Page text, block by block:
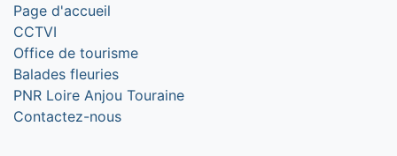
Page d'accueil
CCTVI
Office de tourisme
Balades fleuries
PNR Loire Anjou Touraine
Contactez-nous